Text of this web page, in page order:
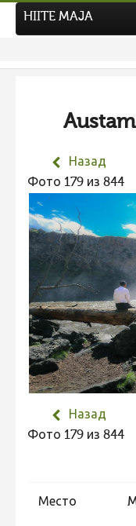
Hiite kuvavõistlus
Фотоконкурс
Не учитываются
Видео 2025
Фотоконкурс
Не
Видео 2024
Фотоконкурс
Не
Видео 2023
Фотоконкурс
Фотоконкурс
HIITE MAJA
Назад
Фото 179 из 844
Назад
Фото 179 из 844
Место